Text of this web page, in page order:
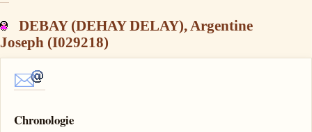
DEBAY (DEHAY DELAY), Argentine
Joseph (I029218)
Chronologie